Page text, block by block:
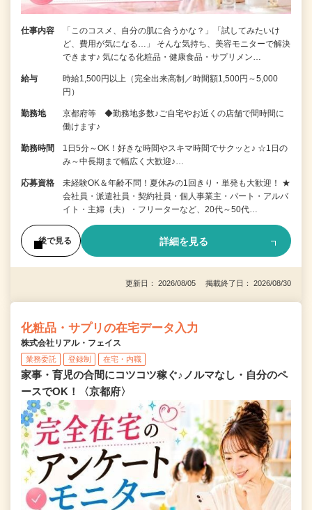
仕事内容
「このコスメ、自分の肌に合うかな？」「試してみたいけ
ど、費用が気になる…」 そんな気持ち、美容モニターで解決
できます♪ 気になる化粧品・健康食品・サプリメン…
給与
時給1,500円以上（完全出来高制／時間額1,500円～5,000
円）
勤務地
京都府等 ◆勤務地多数♪ご自宅やお近くの店舗で間時間に
働けます♪
勤務時間
1日5分～OK！好きな時間やスキマ時間でサクッと♪ ☆1日の
み～中長期まで幅広く大歓迎♪…
応募資格
未経験OK＆年齢不問！夏休みの1回きり・単発も大歓迎！ ★
会社員・派遣社員・契約社員・個人事業主・パート・アルバ
イト・主婦（夫）・フリーターなど、20代～50代…
後で見る 詳細を見る
更新日： 2026/08/05 掲載終了日： 2026/08/30
化粧品・サプリの在宅データ入力
株式会社リアル・フェイス
業務委託 登録制 在宅・内職
家事・育児の合間にコツコツ稼ぐ♪ノルマなし・自分のペ
ースでOK！〈京都府〉